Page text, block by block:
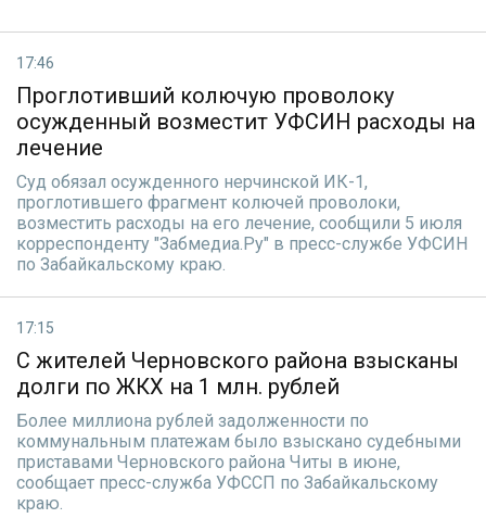
17:46
Проглотивший колючую проволоку
осужденный возместит УФСИН расходы на
лечение
Суд обязал осужденного нерчинской ИК-1,
проглотившего фрагмент колючей проволоки,
возместить расходы на его лечение, сообщили 5 июля
корреспонденту "Забмедиа.Ру" в пресс-службе УФСИН
по Забайкальскому краю.
17:15
С жителей Черновского района взысканы
долги по ЖКХ на 1 млн. рублей
Более миллиона рублей задолженности по
коммунальным платежам было взыскано судебными
приставами Черновского района Читы в июне,
сообщает пресс-служба УФССП по Забайкальскому
краю.